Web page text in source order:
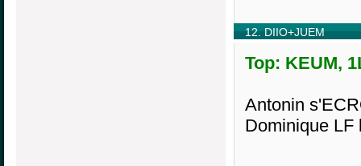
12. DIIO+JUEM
Top: KEUM,
Antonin
Dominique LF